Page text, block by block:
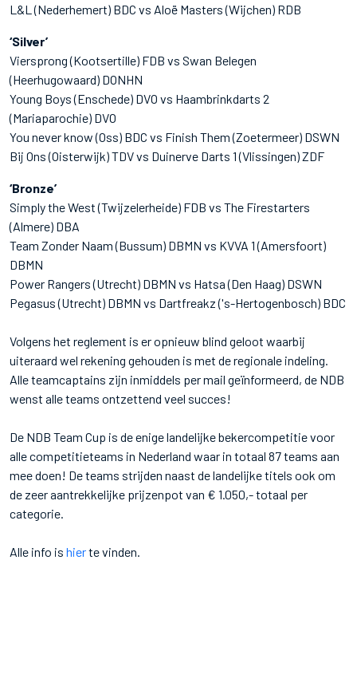
L&L (Nederhemert) BDC vs Aloë Masters (Wijchen) RDB
‘Silver’
Viersprong (Kootsertille) FDB vs Swan Belegen
(Heerhugowaard) DONHN
Young Boys (Enschede) DVO vs Haambrinkdarts 2
(Mariaparochie) DVO
You never know (Oss) BDC vs Finish Them (Zoetermeer) DSWN
Bij Ons (Oisterwijk) TDV vs Duinerve Darts 1 (Vlissingen) ZDF
‘Bronze’
Simply the West (Twijzelerheide) FDB vs The Firestarters
(Almere) DBA
Team Zonder Naam (Bussum) DBMN vs KVVA 1 (Amersfoort)
DBMN
Power Rangers (Utrecht) DBMN vs Hatsa (Den Haag) DSWN
Pegasus (Utrecht) DBMN vs Dartfreakz ('s-Hertogenbosch) BDC
Volgens het reglement is er opnieuw blind geloot waarbij
uiteraard wel rekening gehouden is met de regionale indeling.
Alle teamcaptains zijn inmiddels per mail geïnformeerd, de NDB
wenst alle teams ontzettend veel succes!
De NDB Team Cup is de enige landelijke bekercompetitie voor
alle competitieteams in Nederland waar in totaal 87 teams aan
mee doen! De teams strijden naast de landelijke titels ook om
de zeer aantrekkelijke prijzenpot van € 1.050,- totaal per
categorie.
Alle info is hierte vinden.